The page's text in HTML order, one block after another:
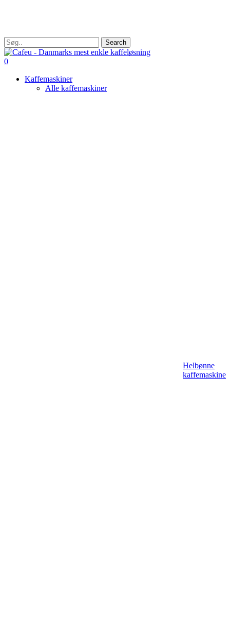
content
Search
Close
Search
search
0
Kaffemaskiner
Alle kaffemaskiner
Helbønne
kaffemaskine